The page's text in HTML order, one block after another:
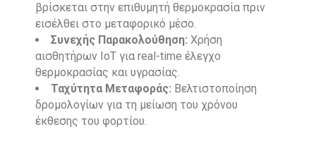
βρίσκεται στην επιθυμητή θερμοκρασία πριν
εισέλθει στο μεταφορικό μέσο.
Συνεχής Παρακολούθηση: Χρήση
αισθητήρων IoT για real-time έλεγχο
θερμοκρασίας και υγρασίας.
Ταχύτητα Μεταφοράς: Βελτιστοποίηση
δρομολογίων για τη μείωση του χρόνου
έκθεσης του φορτίου.